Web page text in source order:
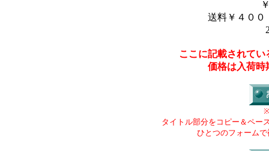
送料￥４００
ここに記載されて
価格は入荷時
タイトル部分をコピー＆ペー
ひとつのフォーム